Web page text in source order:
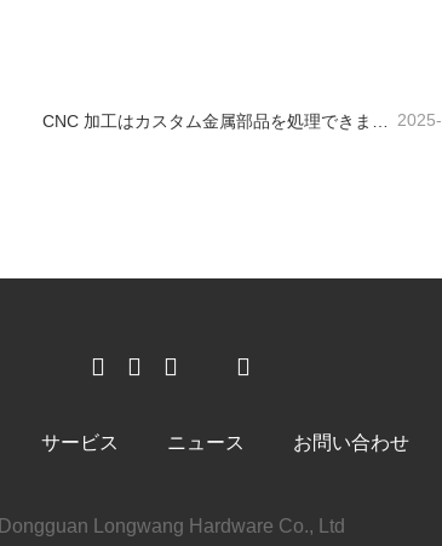
CNC 加工はカスタム金属部品を処理できますか?
サービス ニュース お問い合わせ
Dongguan Longwang Hardware Co., Ltd